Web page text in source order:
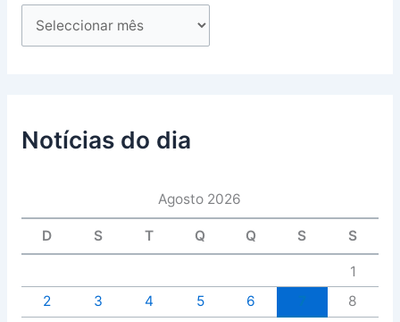
Notícias do dia
Agosto 2026
D S T Q Q S S
1
2
3 4 5 6
8